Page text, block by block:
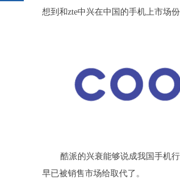
想到和zte中兴在中国的手机上市场
酷派的兴衰能够说成我国手机
早已被销售市场给取代了。